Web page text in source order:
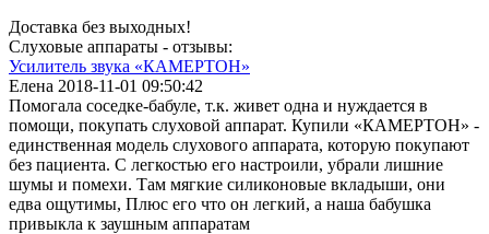
Доставка без выходных!
Слуховые аппараты - отзывы:
Усилитель звука «КАМЕРТОН»
Елена 2018-11-01 09:50:42
Помогала соседке-бабуле, т.к. живет одна и нуждается в
помощи, покупать слуховой аппарат. Купили «КАМЕРТОН» -
единственная модель слухового аппарата, которую покупают
без пациента. С легкостью его настроили, убрали лишние
шумы и помехи. Там мягкие силиконовые вкладыши, они
едва ощутимы, Плюс его что он легкий, а наша бабушка
привыкла к заушным аппаратам